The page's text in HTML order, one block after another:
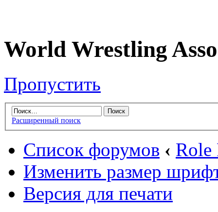
World Wrestling
Пропустить
Расширенный поиск
Список форумов ‹ Role
Изменить размер
Версия для печати